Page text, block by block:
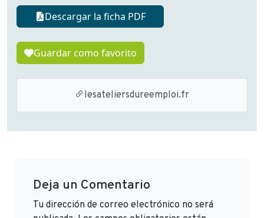
Descargar la ficha PDF
Guardar como favorito
lesateliersdureemploi.fr
Deja un Comentario
Tu dirección de correo electrónico no será